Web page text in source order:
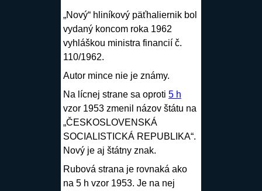
„Nový“ hliníkový päťhaliernik bol
vydaný koncom roka 1962
vyhláškou ministra financií č.
110/1962.
Autor mince nie je známy.
Na lícnej strane sa oproti 5 h
vzor 1953 zmenil názov štátu na
„ČESKOSLOVENSKÁ
SOCIALISTICKÁ REPUBLIKA“.
Nový je aj štátny znak.
Rubová strana je rovnaká ako
na 5 h vzor 1953. Je na nej